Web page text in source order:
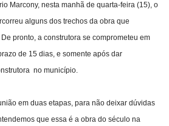
Marcony, nesta manhã de quarta-feira (15), o
alguns dos trechos da obra que
pronto, a construtora se comprometeu em
de 15 dias, e somente após dar
no município.
em duas etapas, para não deixar dúvidas
que essa é a obra do século na